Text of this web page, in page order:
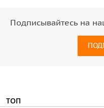
Подписывайтесь на
ТОП